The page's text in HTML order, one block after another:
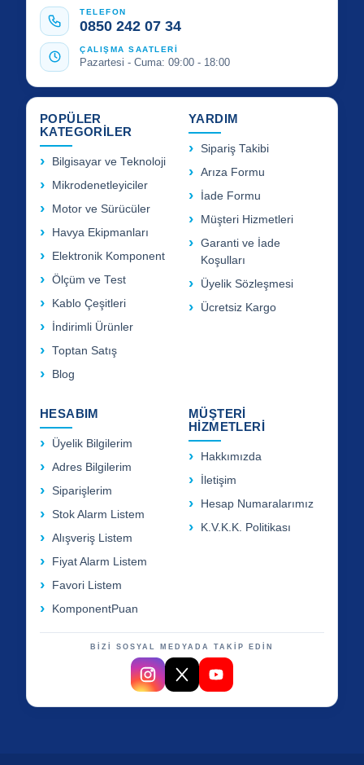
TELEFON
0850 242 07 34
ÇALIŞMA SAATLERİ
Pazartesi - Cuma: 09:00 - 18:00
POPÜLER
KATEGORİLER
Bilgisayar ve Teknoloji
Mikrodenetleyiciler
Motor ve Sürücüler
Havya Ekipmanları
Elektronik Komponent
Ölçüm ve Test
Kablo Çeşitleri
İndirimli Ürünler
Toptan Satış
Blog
YARDIM
Sipariş Takibi
Arıza Formu
İade Formu
Müşteri Hizmetleri
Garanti ve İade
Koşulları
Üyelik Sözleşmesi
Ücretsiz Kargo
HESABIM
Üyelik Bilgilerim
Adres Bilgilerim
Siparişlerim
Stok Alarm Listem
Alışveriş Listem
Fiyat Alarm Listem
Favori Listem
KomponentPuan
MÜŞTERİ
HİZMETLERİ
Hakkımızda
İletişim
Hesap Numaralarımız
K.V.K.K. Politikası
BİZİ SOSYAL MEDYADA TAKİP EDİN